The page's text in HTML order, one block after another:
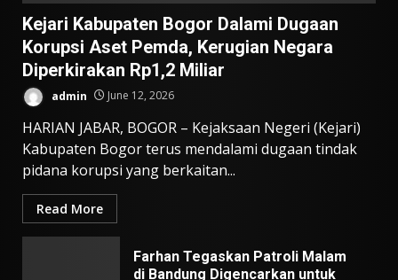
Kejari Kabupaten Bogor Dalami Dugaan
Korupsi Aset Pemda, Kerugian Negara
Diperkirakan Rp1,2 Miliar
admin June 12, 2026
HARIAN JABAR, BOGOR – Kejaksaan Negeri (Kejari)
Kabupaten Bogor terus mendalami dugaan tindak
pidana korupsi yang berkaitan...
Read More
Farhan Tegaskan Patroli Malam
di Bandung Digencarkan untuk